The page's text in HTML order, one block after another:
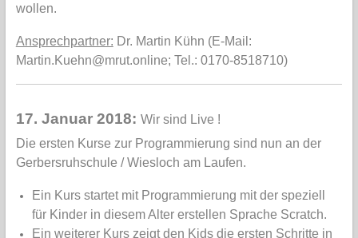
wollen.
Ansprechpartner: Dr. Martin Kühn (E-Mail:
Martin.Kuehn@mrut.online; Tel.: 0170-8518710)
17. Januar 2018: Wir sind Live !
Die ersten Kurse zur Programmierung sind nun an der
Gerbersruhschule / Wiesloch am Laufen.
Ein Kurs startet mit Programmierung mit der speziell
für Kinder in diesem Alter erstellen Sprache Scratch.
Ein weiterer Kurs zeigt den Kids die ersten Schritte in